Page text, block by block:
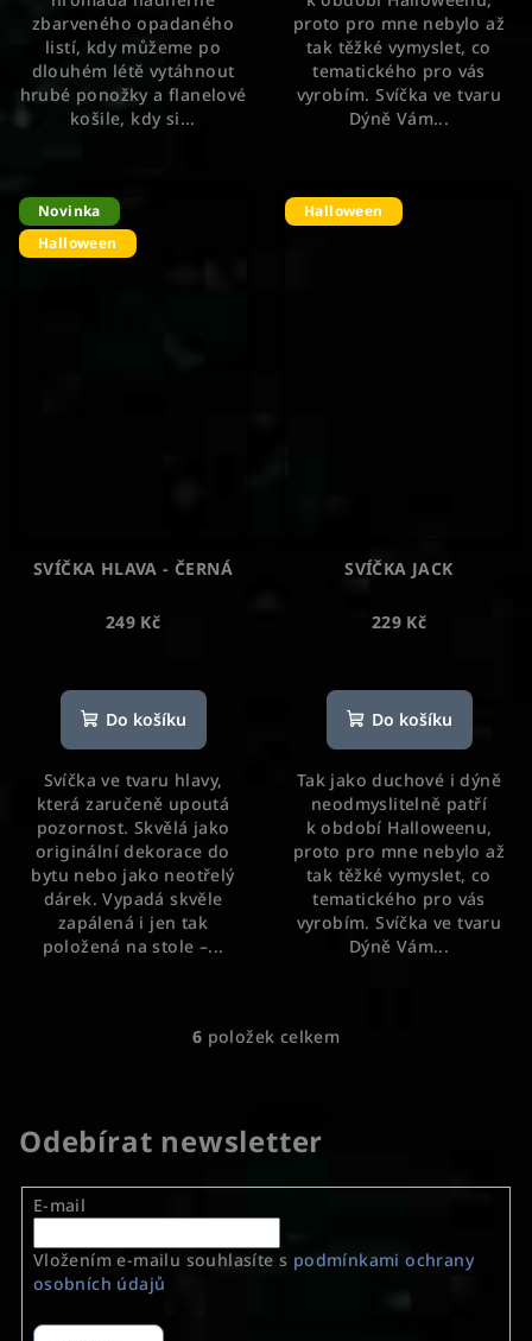
zbarveného opadaného
listí, kdy můžeme po
dlouhém létě vytáhnout
hrubé ponožky a flanelové
košile, kdy si...
proto pro mne nebylo až
tak těžké vymyslet, co
tematického pro vás
vyrobím. Svíčka ve tvaru
Dýně Vám...
Novinka
Halloween
SVÍČKA HLAVA - ČERNÁ
249 Kč
Do košíku
Svíčka ve tvaru hlavy,
která zaručeně upoutá
pozornost. Skvělá jako
originální dekorace do
bytu nebo jako neotřelý
dárek. Vypadá skvěle
zapálená i jen tak
položená na stole –...
Halloween
SVÍČKA JACK
229 Kč
Do košíku
Tak jako duchové i dýně
neodmyslitelně patří
k období Halloweenu,
proto pro mne nebylo až
tak těžké vymyslet, co
tematického pro vás
vyrobím. Svíčka ve tvaru
Dýně Vám...
O
á
d
a
c
í
p
6 položek celkem
Odebírat newsletter
E-mail
Vložením e-mailu souhlasíte s podmínkami ochrany
osobních údajů